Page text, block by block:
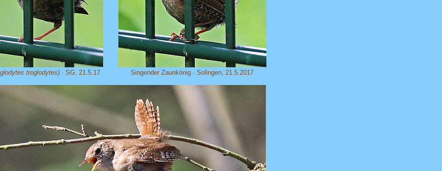
troglodytes) · SG, 21.5.17 Singender Zaunkönig · Solingen, 21.5.2017